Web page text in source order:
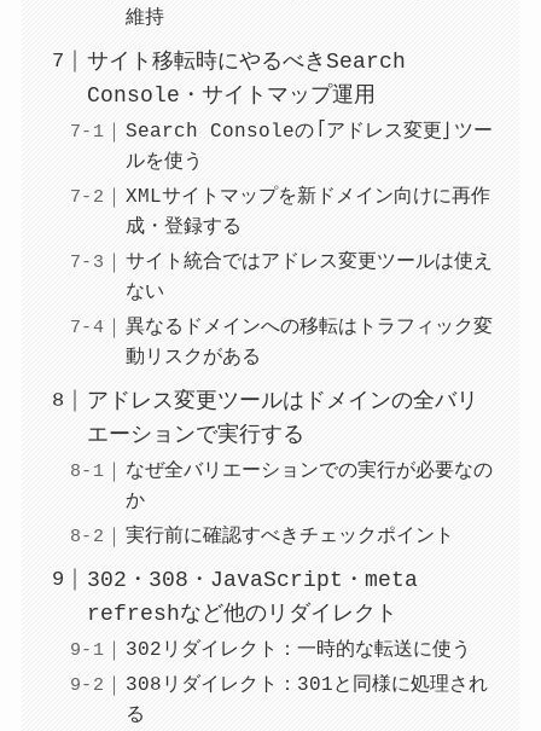
維持
サイト移転時にやるべきSearch
Console・サイトマップ運用
Search Consoleの「アドレス変更」ツー
ルを使う
XMLサイトマップを新ドメイン向けに再作
成・登録する
サイト統合ではアドレス変更ツールは使え
ない
異なるドメインへの移転はトラフィック変
動リスクがある
アドレス変更ツールはドメインの全バリ
エーションで実行する
なぜ全バリエーションでの実行が必要なの
か
実行前に確認すべきチェックポイント
302・308・JavaScript・meta
refreshなど他のリダイレクト
302リダイレクト：一時的な転送に使う
308リダイレクト：301と同様に処理され
る